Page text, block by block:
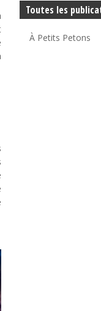
Toutes les